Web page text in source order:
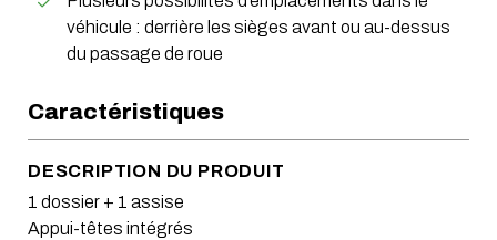
véhicule : derrière les sièges avant ou au-dessus
du passage de roue
Caractéristiques
DESCRIPTION DU PRODUIT
1 dossier + 1 assise
Appui-têtes intégrés